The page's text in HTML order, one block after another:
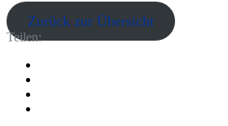
Zurück zur Übersicht
Teilen: